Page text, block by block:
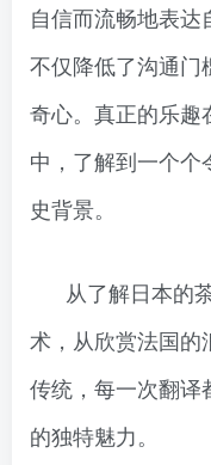
自信而流畅地表
不仅降低了沟通门
奇心。真正的乐趣
中，了解到一个
史背景。
从了解日本的
术，从欣赏法国的
传统，每一次翻译
的独特魅力。